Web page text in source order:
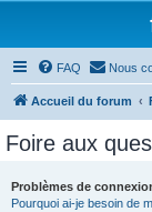
FAQ Nous
Accueil du forum
Foire aux
Problèmes de
Pourquoi ai-je besoin de